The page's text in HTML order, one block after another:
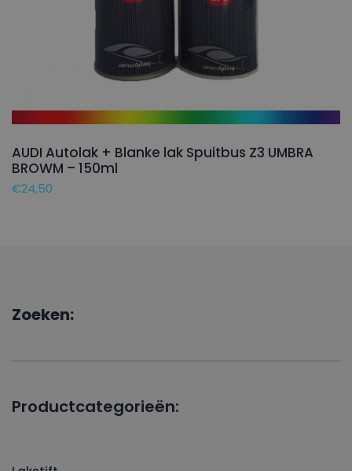
AUDI Autolak + Blanke lak Spuitbus Z3 UMBRA
BROWM – 150ml
€24,50
Zoeken:
Productcategorieën: